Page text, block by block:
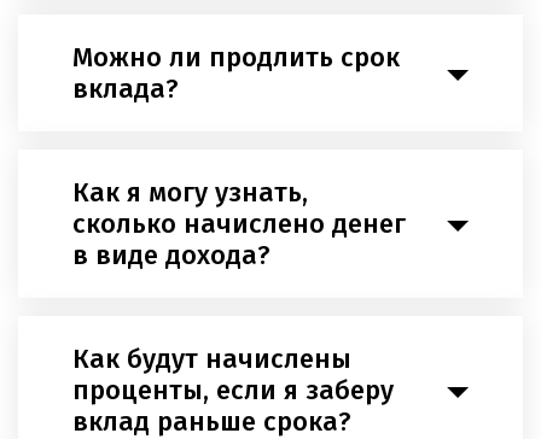
Можно ли продлить срок
вклада?
Как я могу узнать,
сколько начислено денег
в виде дохода?
Как будут начислены
проценты, если я заберу
вклад раньше срока?